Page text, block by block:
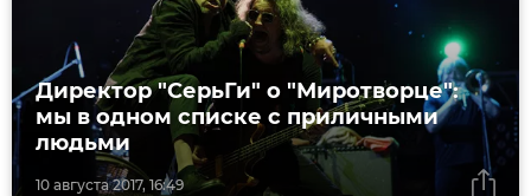
10 августа 2017, 16:49
Директор "СерьГи" о "Миротворце":
мы в одном списке с приличными
людьми